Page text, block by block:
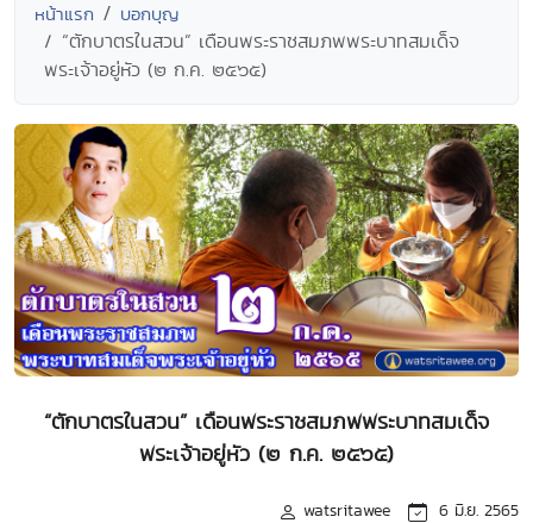
หน้าแรก บอกบุญ
“ตักบาตรในสวน” เดือนพระราชสมภพพระบาทสมเด็จ
พระเจ้าอยู่หัว (๒ ก.ค. ๒๕๖๕)
“ตักบาตรในสวน” เดือนพระราชสมภพพระบาทสมเด็จ
พระเจ้าอยู่หัว (๒ ก.ค. ๒๕๖๕)
watsritawee 6 มิ.ย. 2565